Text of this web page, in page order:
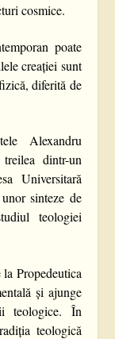
cosmice.
poate
creației sunt
diferită de
Alexandru
dintr-un
Universitară
sinteze de
teologiei
Propedeutica
și ajunge
teologice. În
teologică